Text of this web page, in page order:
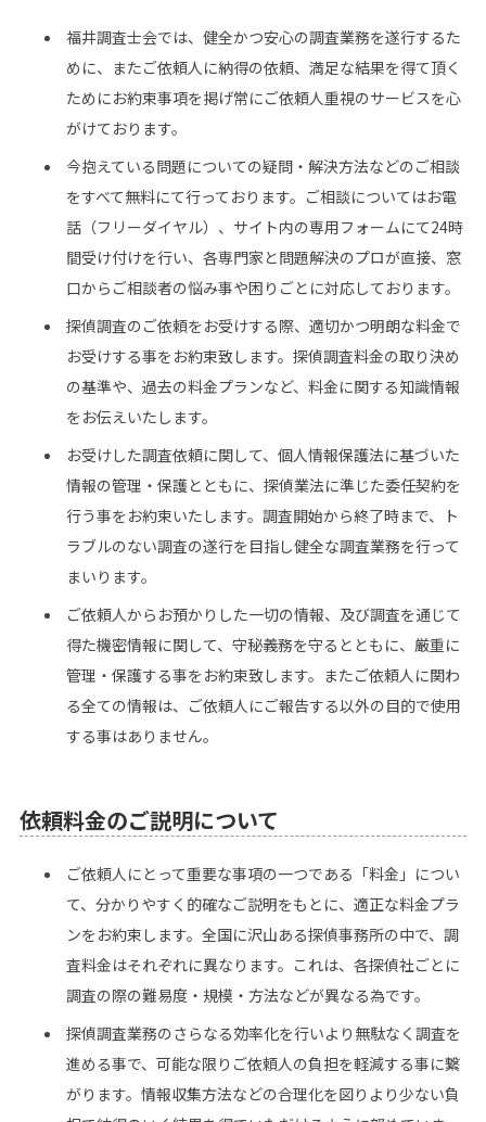
福井調査士会では、健全かつ安心の調査業務を遂行するた
めに、またご依頼人に納得の依頼、満足な結果を得て頂く
ためにお約束事項を掲げ常にご依頼人重視のサービスを心
がけております。
今抱えている問題についての疑問・解決方法などのご相談
をすべて無料にて行っております。ご相談についてはお電
話（フリーダイヤル）、サイト内の専用フォームにて24時
間受け付けを行い、各専門家と問題解決のプロが直接、窓
口からご相談者の悩み事や困りごとに対応しております。
探偵調査のご依頼をお受けする際、適切かつ明朗な料金で
お受けする事をお約束致します。探偵調査料金の取り決め
の基準や、過去の料金プランなど、料金に関する知識情報
をお伝えいたします。
お受けした調査依頼に関して、個人情報保護法に基づいた
情報の管理・保護とともに、探偵業法に準じた委任契約を
行う事をお約束いたします。調査開始から終了時まで、ト
ラブルのない調査の遂行を目指し健全な調査業務を行って
まいります。
ご依頼人からお預かりした一切の情報、及び調査を通じて
得た機密情報に関して、守秘義務を守るとともに、厳重に
管理・保護する事をお約束致します。またご依頼人に関わ
る全ての情報は、ご依頼人にご報告する以外の目的で使用
する事はありません。
依頼料金のご説明について
ご依頼人にとって重要な事項の一つである「料金」につい
て、分かりやすく的確なご説明をもとに、適正な料金プラ
ンをお約束します。全国に沢山ある探偵事務所の中で、調
査料金はそれぞれに異なります。これは、各探偵社ごとに
調査の際の難易度・規模・方法などが異なる為です。
探偵調査業務のさらなる効率化を行いより無駄なく調査を
進める事で、可能な限りご依頼人の負担を軽減する事に繋
がります。情報収集方法などの合理化を図りより少ない負